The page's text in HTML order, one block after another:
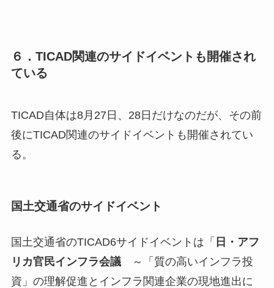
６．TICAD関連のサイドイベントも開催され
ている
TICAD自体は8月27日、28日だけなのだが、その前
後にTICAD関連のサイドイベントも開催されてい
る。
国土交通省のサイドイベント
国土交通省のTICAD6サイドイベントは「 日・アフ
リカ官民インフラ会議
～「質の高いインフラ投
資」の理解促進とインフラ関連企業の現地進出に